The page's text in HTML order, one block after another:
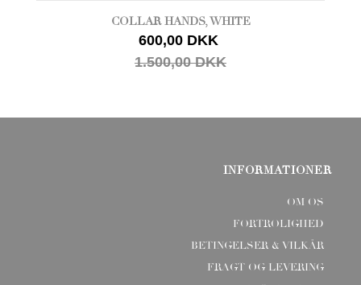
COLLAR HANDS, WHITE
600,00 DKK
1.500,00 DKK
INFORMATIONER
OM OS
FORTROLIGHED
BETINGELSER & VILKÅR
FRAGT OG LEVERING